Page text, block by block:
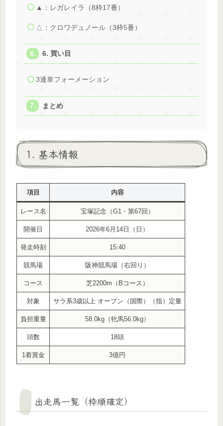
▲：レガレイラ（8枠17番）
△：クロワデュノール（3枠5番）
6. 買い目
3連単フォーメーション
まとめ
1. 基本情報
項目 内容
レース名 宝塚記念（G1・第67回）
開催日 2026年6月14日（日）
発走時刻 15:40
競馬場 阪神競馬場（右回り）
コース 芝2200m（Bコース）
対象 サラ系3歳以上 オープン（国際）（指）定量
負担重量 58.0kg（牝馬56.0kg）
頭数 18頭
1着賞金 3億円
出走馬一覧（枠順確定）